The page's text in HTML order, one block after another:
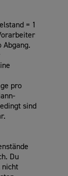
= 1
pro
sind
Du
nicht